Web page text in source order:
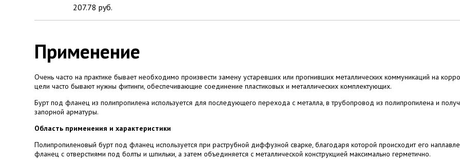
207.78 руб.
Применение
Очень часто на практике бывает необходимо произвести замену устаревших или прогнивших металлических коммуникаций на
цели часто бывают нужны фитинги, обеспечивающие соединение пластиковых и металлических комплектующих.
Бурт под фланец из полипропилена используется для последующего перехода с металла, в трубопровод из полипропилена и
запорной арматуры.
Область применения и характеристики
Полипропиленовый бурт под фланец используется при раструбной диффузной сварке, благодаря которой происходит его
фланец с отверстиями под болты и шпильки, а затем объединяется с металлической конструкцией максимально герметично.